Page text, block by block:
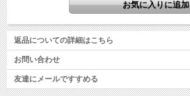
返品についての詳細はこちら
お問い合わせ
友達にメールですすめる